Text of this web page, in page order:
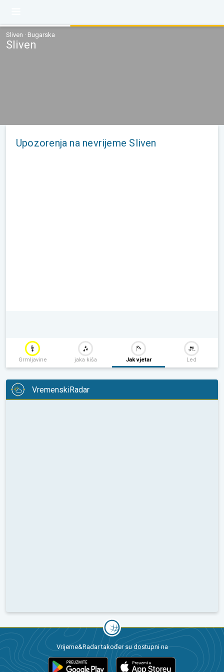
Sliven · Bugarska
Sliven
Upozorenja na nevrijeme Sliven
Grmljavine jaka kiša Jak vjetar Led
VremenskiRadar
Vrijeme&Radar također su dostupni na